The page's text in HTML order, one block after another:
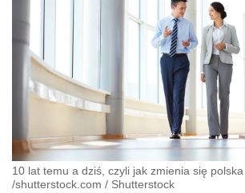
10 lat temu a dziś, czyli jak zmienia się
/shutterstock.com / Shutterstock